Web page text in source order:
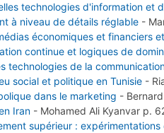
technologies d'information et
à niveau de détails réglable-
économiques et financiers
continue et logiques de
technologies de la
social et politique en Tunisie-
dans le marketing -
Iran- Mohamed Ali Kyanvar p.
supérieur : expérimentations